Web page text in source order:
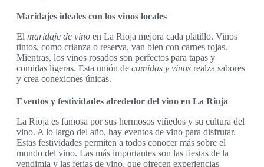
Maridajes ideales con los vinos locales
El maridaje de vino en La Rioja mejora cada platillo. Vinos
tintos, como crianza o reserva, van bien con carnes rojas.
Mientras, los vinos rosados son perfectos para tapas y
comidas ligeras. Esta unión de comidas y vinos realza sabores
y crea conexiones únicas.
Eventos y festividades alrededor del vino en La Rioja
La Rioja es famosa por sus hermosos viñedos y su cultura del
vino. A lo largo del año, hay eventos de vino para disfrutar.
Estas festividades permiten a todos conocer más sobre el
mundo del vino. Las más importantes son las fiestas de la
vendimia y las ferias de vino, que ofrecen experiencias